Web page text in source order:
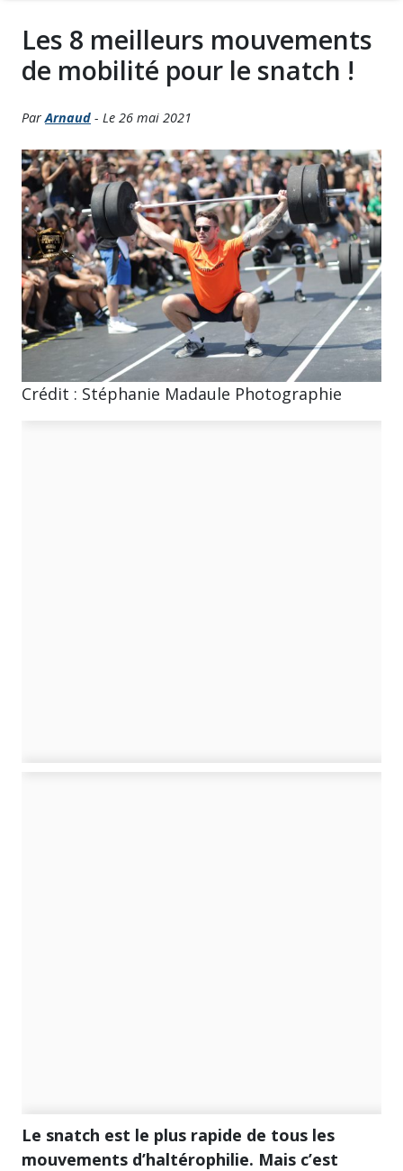
Les 8 meilleurs mouvements
de mobilité pour le snatch !
ParArnaud - Le 26 mai 2021
Crédit : Stéphanie Madaule Photographie
Le snatch est le plus rapide de tous les
mouvements d’haltérophilie. Mais c’est